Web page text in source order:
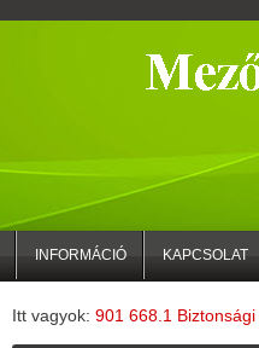
INFORMÁCIÓ KAPCSOLAT
Itt vagyok: 901 668.1